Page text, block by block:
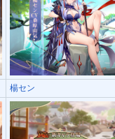
楊セン